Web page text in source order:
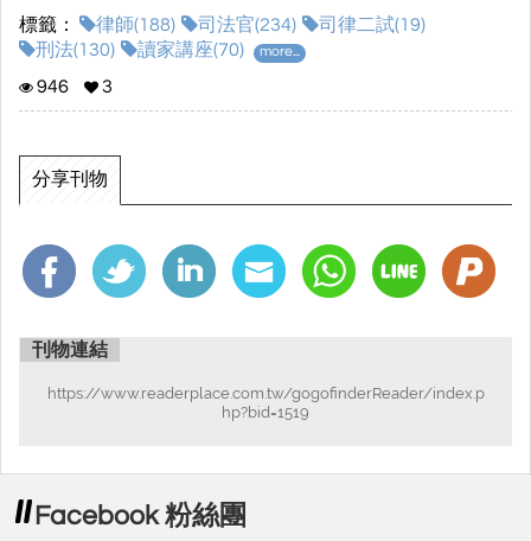
標籤： 律師(188) 司法官(234)
司律二試(19)
刑法(130)
讀家講座(70) more...
946 3
分享刊物
刊物連結
https://www.readerplace.com.tw/gogofinderReader/index.p
hp?bid=1519
Facebook 粉絲團